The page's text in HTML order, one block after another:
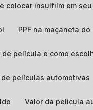
colocar insulfilm em
PPF na maçaneta do
de película e como
de películas automotivas
Valor da película